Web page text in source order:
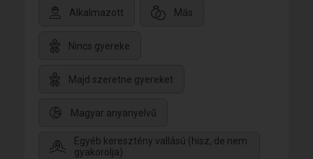
Alkalmazott Más
Nincs gyereke
Majd szeretne gyereket
Magyar anyanyelvű
Egyéb keresztény vallású (hisz, de nem
gyakorolja)